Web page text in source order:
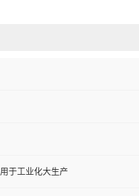
于工业化大生产